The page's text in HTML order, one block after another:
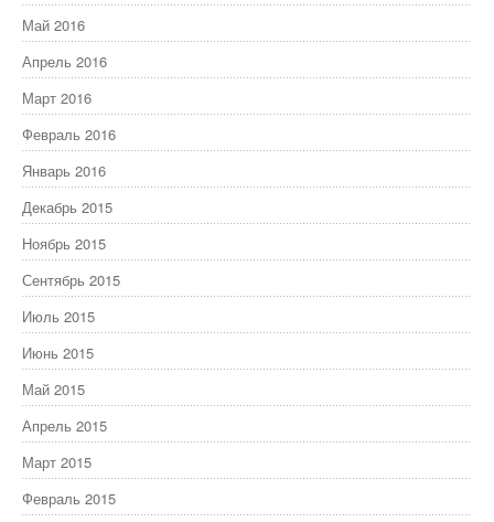
Май 2016
Апрель 2016
Март 2016
Февраль 2016
Январь 2016
Декабрь 2015
Ноябрь 2015
Сентябрь 2015
Июль 2015
Июнь 2015
Май 2015
Апрель 2015
Март 2015
Февраль 2015